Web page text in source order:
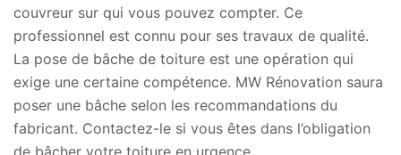
couvreur sur qui vous pouvez compter. Ce
professionnel est connu pour ses travaux de qualité.
La pose de bâche de toiture est une opération qui
exige une certaine compétence. MW Rénovation saura
poser une bâche selon les recommandations du
fabricant. Contactez-le si vous êtes dans l’obligation